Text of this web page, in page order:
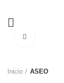
Inicio ASEO